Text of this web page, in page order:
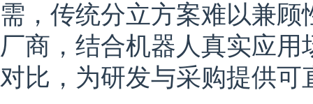
需，传统分立方案难以兼
厂商，结合机器人真实应
对比，为研发与采购提供可